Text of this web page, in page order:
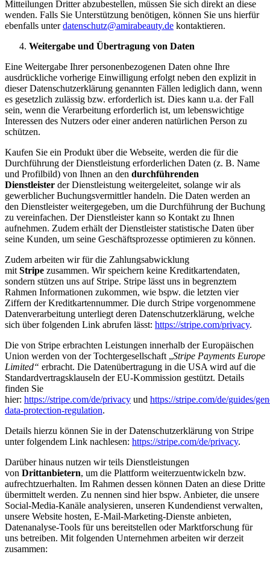
Mitteilungen Dritter abzubestellen, müssen Sie sich direkt an diese
wenden. Falls Sie Unterstützung benötigen, können Sie uns hierfür
ebenfalls unterdatenschutz@amirabeauty.de kontaktieren.
Weitergabe und Übertragung von Daten
Eine Weitergabe Ihrer personenbezogenen Daten ohne Ihre
ausdrückliche vorherige Einwilligung erfolgt neben den explizit in
dieser Datenschutzerklärung genannten Fällen lediglich dann, wenn
es gesetzlich zulässig bzw. erforderlich ist. Dies kann u.a. der Fall
sein, wenn die Verarbeitung erforderlich ist, um lebenswichtige
Interessen des Nutzers oder einer anderen natürlichen Person zu
schützen.
Kaufen Sie ein Produkt über die Webseite, werden die für die
Durchführung der Dienstleistung erforderlichen Daten (z. B. Name
und Profilbild) von Ihnen an den durchführenden
Dienstleister der Dienstleistung weitergeleitet, solange wir als
gewerblicher Buchungsvermittler handeln. Die Daten werden an
den Dienstleister weitergegeben, um die Durchführung der Buchung
zu vereinfachen. Der Dienstleister kann so Kontakt zu Ihnen
aufnehmen. Zudem erhält der Dienstleister statistische Daten über
seine Kunden, um seine Geschäftsprozesse optimieren zu können.
Zudem arbeiten wir für die Zahlungsabwicklung
mit Stripe zusammen. Wir speichern keine Kreditkartendaten,
sondern stützen uns auf Stripe. Stripe lässt uns in begrenztem
Rahmen Informationen zukommen, wie bspw. die letzten vier
Ziffern der Kreditkartennummer. Die durch Stripe vorgenommene
Datenverarbeitung unterliegt deren Datenschutzerklärung, welche
sich über folgenden Link abrufen lässt: https://stripe.com/privacy.
Die von Stripe erbrachten Leistungen innerhalb der Europäischen
Union werden von der Tochtergesellschaft „Stripe Payments Europe
Limited“ erbracht. Die Datenübertragung in die USA wird auf die
Standardvertragsklauseln der EU-Kommission gestützt. Details
finden Sie
hier: https://stripe.com/de/privacy und https://stripe.com/de/guides/
data-protection-regulation.
Details hierzu können Sie in der Datenschutzerklärung von Stripe
unter folgendem Link nachlesen: https://stripe.com/de/privacy.
Darüber hinaus nutzen wir teils Dienstleistungen
von Drittanbietern, um die Plattform weiterzuentwickeln bzw.
aufrechtzuerhalten. Im Rahmen dessen können Daten an diese Dritte
übermittelt werden. Zu nennen sind hier bspw. Anbieter, die unsere
Social-Media-Kanäle analysieren, unseren Kundendienst verwalten,
unsere Website hosten, E-Mail-Marketing-Dienste anbieten,
Datenanalyse-Tools für uns bereitstellen oder Marktforschung für
uns betreiben. Mit folgenden Unternehmen arbeiten wir derzeit
zusammen: